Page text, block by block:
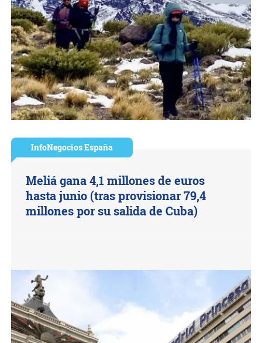
InfoNegocios España
Meliá gana 4,1 millones de euros
hasta junio (tras provisionar 79,4
millones por su salida de Cuba)